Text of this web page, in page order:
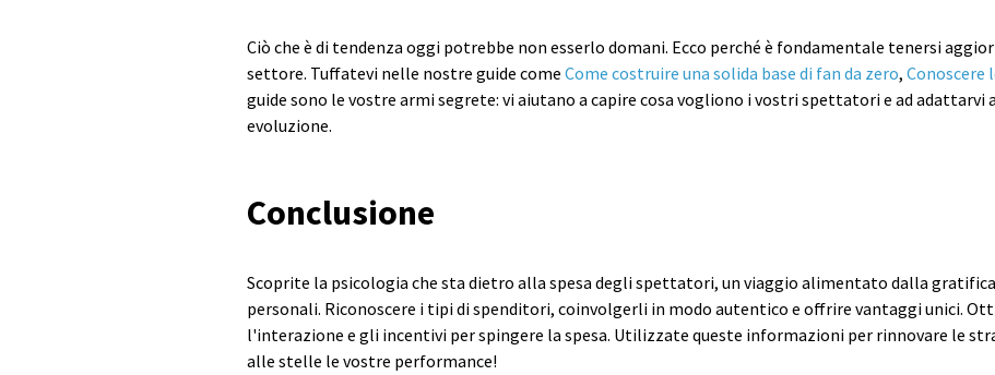
Ciò che è di tendenza oggi potrebbe non esserlo domani. Ecco perché è fondamentale tenersi
settore. Tuffatevi nelle nostre guide come Come costruire una solida base di fan da zero, Conoscere
guide sono le vostre armi segrete: vi aiutano a capire cosa vogliono i vostri spettatori e ad adattarvi
evoluzione.
Conclusione
Scoprite la psicologia che sta dietro alla spesa degli spettatori, un viaggio alimentato dalla
personali. Riconoscere i tipi di spenditori, coinvolgerli in modo autentico e offrire vantaggi unici.
l'interazione e gli incentivi per spingere la spesa. Utilizzate queste informazioni per rinnovare le
alle stelle le vostre performance!